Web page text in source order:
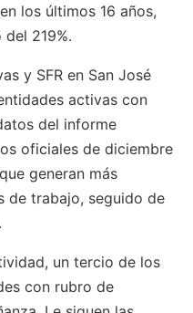
los últimos 16 años,
219%.
y SFR en San José
activas con
del informe
oficiales de diciembre
generan más
de trabajo, seguido de
un tercio de los
con rubro de